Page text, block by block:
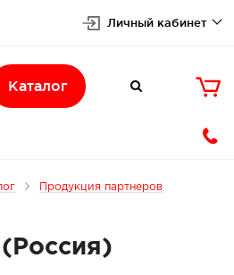
Личный кабинет
Каталог  
Продукция партнеров